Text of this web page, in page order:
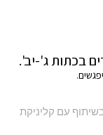
בכתות ג'-יב'.